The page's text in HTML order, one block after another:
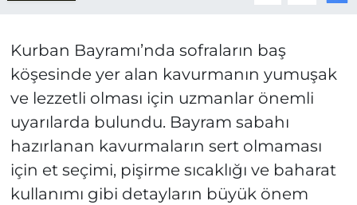
Kurban Bayramı’nda sofraların baş
köşesinde yer alan kavurmanın yumuşak
ve lezzetli olması için uzmanlar önemli
uyarılarda bulundu. Bayram sabahı
hazırlanan kavurmaların sert olmaması
için et seçimi, pişirme sıcaklığı ve baharat
kullanımı gibi detayların büyük önem